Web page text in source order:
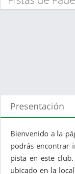
Presentación
Bienvenido a la
podrás encontrar
pista en este
ubicado en la